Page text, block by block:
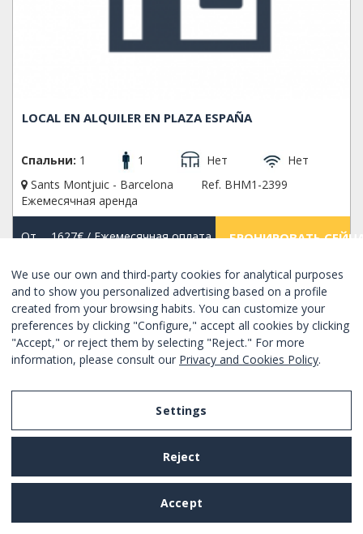
LOCAL EN ALQUILER EN PLAZA ESPAÑA
Спальни: 1 1 Нет
Нет
Sants Montjuic - Barcelona
Ref. BHM1-2399
Ежемесячная аренда
От 1627€/ Ежемесячная оплата БРОНИРОВАТЬ
НОВОЕ Xорошо
We use our own and third-party cookies for analytical purposes
and to show you personalized advertising based on a profile
created from your browsing habits. You can customize your
preferences by clicking "Configure," accept all cookies by clicking
"Accept," or reject them by selecting "Reject." For more
information, please consult our Privacy and Cookies Policy.
Settings
Reject
Accept